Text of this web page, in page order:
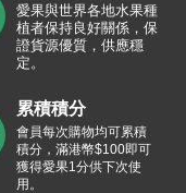
愛果與世界各地水果種
植者保持良好關係，保
證貨源優質，供應穩
定。
累積積分
會員每次購物均可累積
積分，滿港幣$100即可
獲得愛果1分供下次使
用。